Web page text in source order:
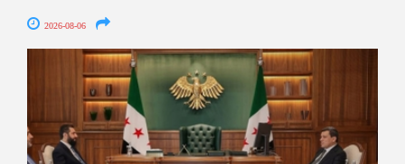
2026-08-06